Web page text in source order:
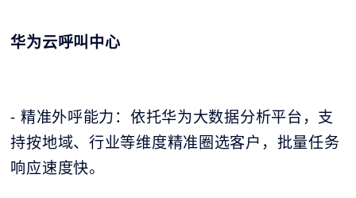
华为云呼叫中心
- 精准外呼能力：依托华为大数据分析平台，支
持按地域、行业等维度精准圈选客户，批量任务
响应速度快。